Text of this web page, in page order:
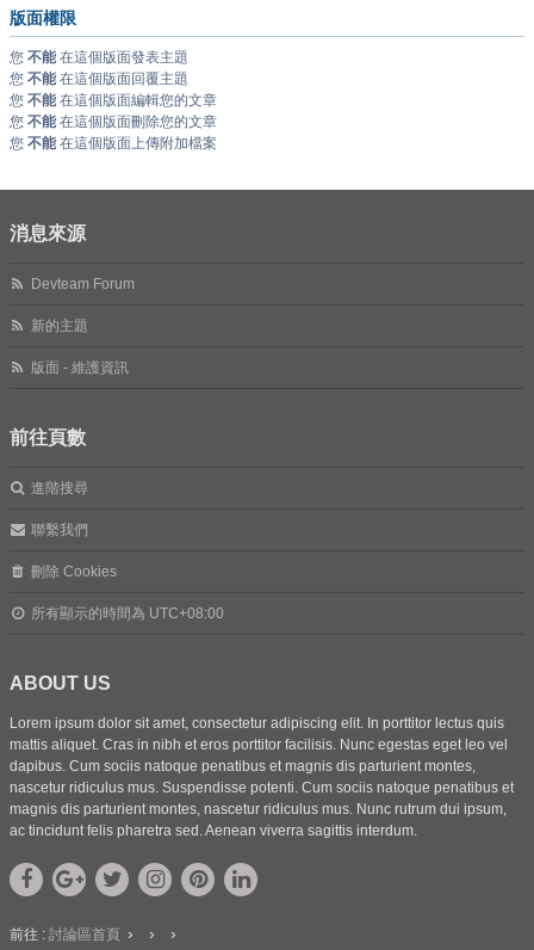
版面權限
您 不能在這個版面發表主題
您 不能在這個版面回覆主題
您 不能在這個版面編輯您的文章
您 不能在這個版面刪除您的文章
您 不能在這個版面上傳附加檔案
消息來源
Devteam Forum
新的主題
版面 - 維護資訊
前往頁數
進階搜尋
聯繫我們
刪除 Cookies
所有顯示的時間為 UTC+08:00
ABOUT US
Lorem ipsum dolor sit amet, consectetur adipiscing elit. In porttitor lectus quis
mattis aliquet. Cras in nibh et eros porttitor facilisis. Nunc egestas eget leo vel
dapibus. Cum sociis natoque penatibus et magnis dis parturient montes,
nascetur ridiculus mus. Suspendisse potenti. Cum sociis natoque penatibus et
magnis dis parturient montes, nascetur ridiculus mus. Nunc rutrum dui ipsum,
ac tincidunt felis pharetra sed. Aenean viverra sagittis interdum.
前往 : 討論區首頁